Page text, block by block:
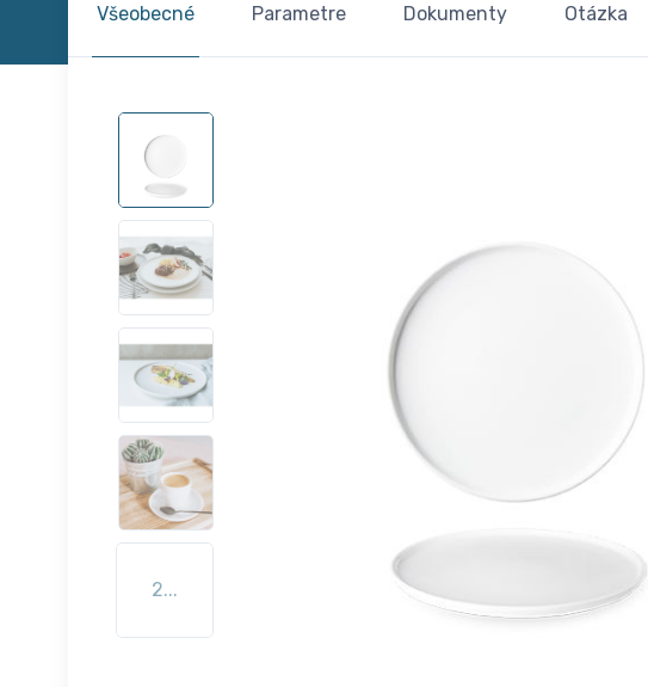
Všeobecné Parametre Dokumenty Otázka
2...